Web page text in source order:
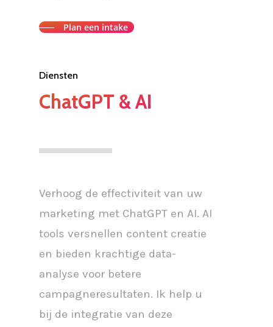
Plan een intake
Diensten
ChatGPT & AI
Verhoog de effectiviteit van uw
marketing met ChatGPT en AI. AI
tools versnellen content creatie
en bieden krachtige data-
analyse voor betere
campagneresultaten. Ik help u
bij de integratie van deze